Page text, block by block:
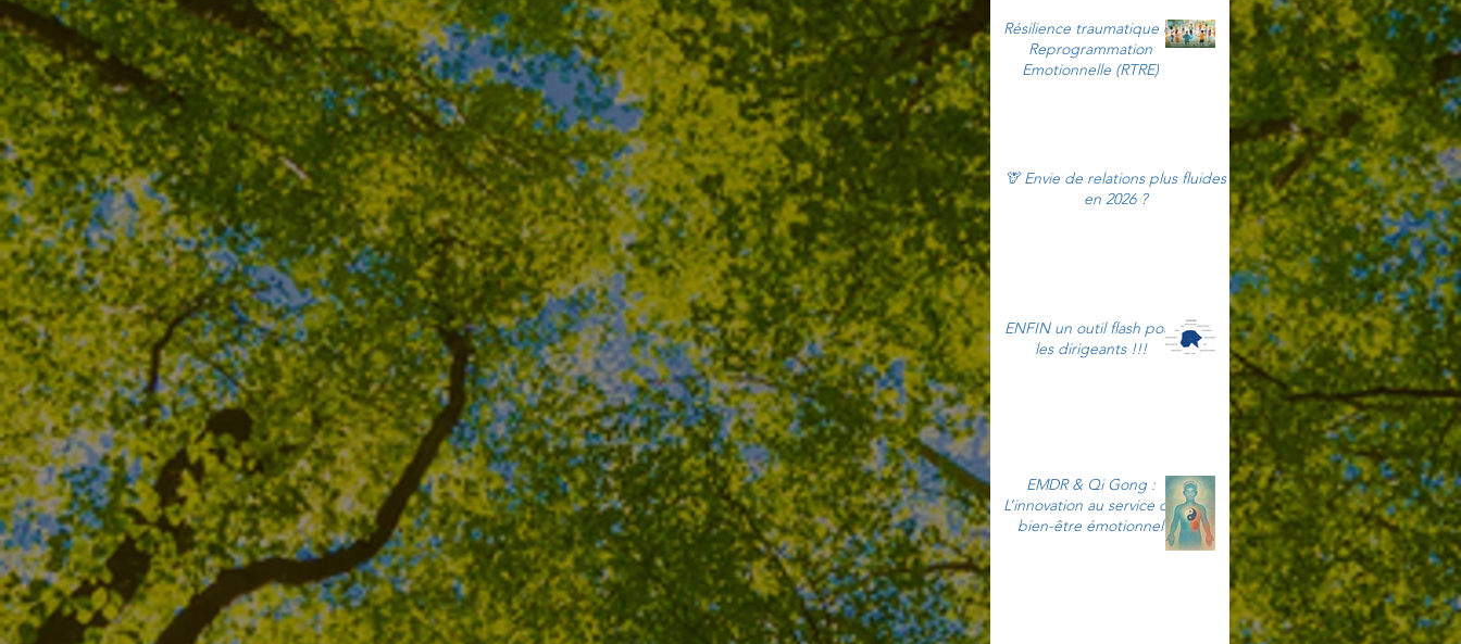
Résilience traumatique et
Reprogrammation
Emotionnelle (RTRE)
🦒 Envie de relations plus fluides
en 2026 ?
ENFIN un outil flash pour
les dirigeants !!!
EMDR & Qi Gong :
L’innovation au service du
bien-être émotionnel